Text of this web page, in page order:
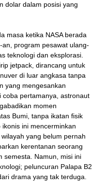
dolar dalam posisi yang
masa ketika NASA berada
program pesawat ulang-
teknologi dan eksplorasi.
jetpack, dirancang untuk
di luar angkasa tanpa
yang mengesankan
coba pertamanya, astronaut
momen
Bumi, tanpa ikatan fisik
ini mencerminkan
yang belum pernah
kerentanan seorang
semesta. Namun, misi ini
peluncuran Palapa B2
drama yang tak terduga.